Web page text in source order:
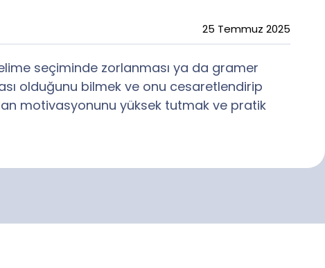
25 Temmuz 2025
seçiminde zorlanması ya da gramer
olduğunu bilmek ve onu cesaretlendirip
motivasyonunu yüksek tutmak ve pratik